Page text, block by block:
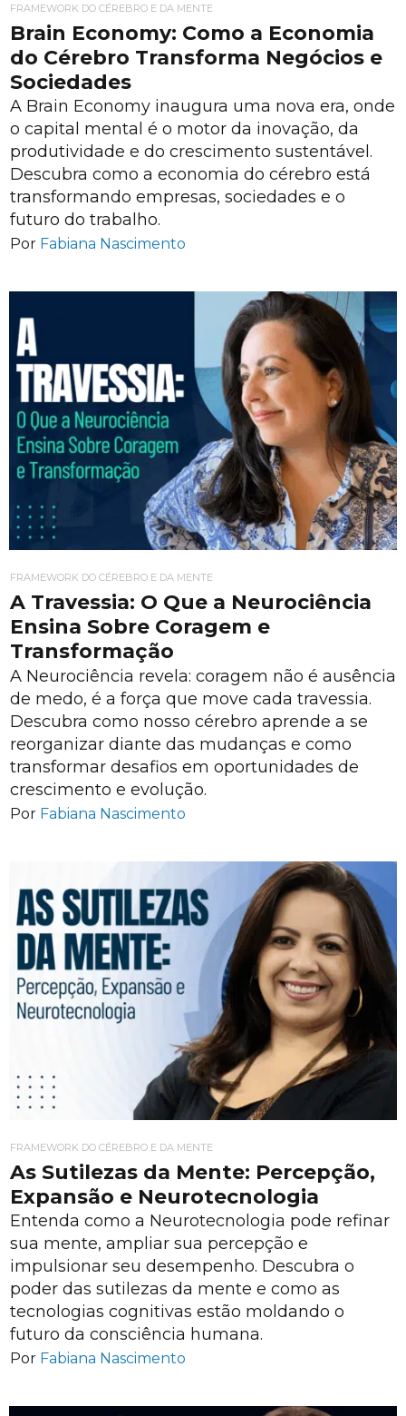
FRAMEWORK DO CÉREBRO E DA MENTE
Brain Economy: Como a Economia
do Cérebro Transforma Negócios e
Sociedades
A Brain Economy inaugura uma nova era, onde
o capital mental é o motor da inovação, da
produtividade e do crescimento sustentável.
Descubra como a economia do cérebro está
transformando empresas, sociedades e o
futuro do trabalho.
Por Fabiana Nascimento
FRAMEWORK DO CÉREBRO E DA MENTE
A Travessia: O Que a Neurociência
Ensina Sobre Coragem e
Transformação
A Neurociência revela: coragem não é ausência
de medo, é a força que move cada travessia.
Descubra como nosso cérebro aprende a se
reorganizar diante das mudanças e como
transformar desafios em oportunidades de
crescimento e evolução.
Por Fabiana Nascimento
FRAMEWORK DO CÉREBRO E DA MENTE
As Sutilezas da Mente: Percepção,
Expansão e Neurotecnologia
Entenda como a Neurotecnologia pode refinar
sua mente, ampliar sua percepção e
impulsionar seu desempenho. Descubra o
poder das sutilezas da mente e como as
tecnologias cognitivas estão moldando o
futuro da consciência humana.
Por Fabiana Nascimento